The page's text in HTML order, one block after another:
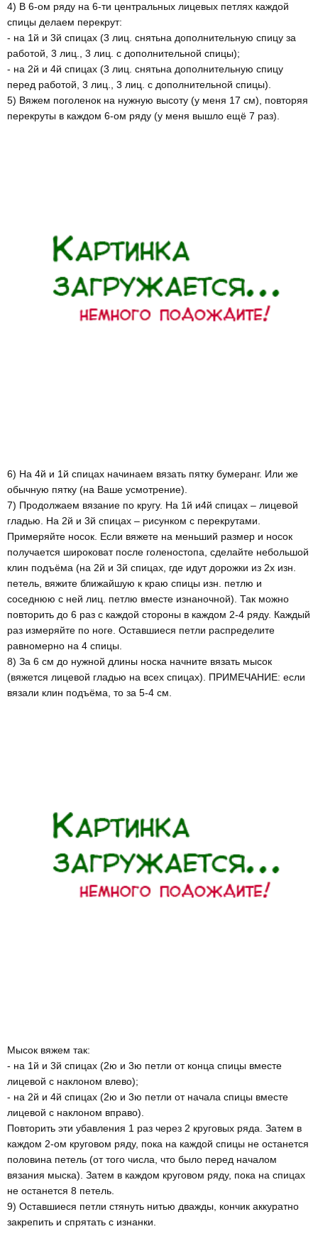
4) В 6-ом ряду на 6-ти центральных лицевых петлях каждой
спицы делаем перекрут:
- на 1й и 3й спицах (3 лиц. снятьна дополнительную спицу за
работой, 3 лиц., 3 лиц. с дополнительной спицы);
- на 2й и 4й спицах (3 лиц. снятьна дополнительную спицу
перед работой, 3 лиц., 3 лиц. с дополнительной спицы).
5) Вяжем поголенок на нужную высоту (у меня 17 см), повторяя
перекруты в каждом 6-ом ряду (у меня вышло ещё 7 раз).
6) На 4й и 1й спицах начинаем вязать пятку бумеранг. Или же
обычную пятку (на Ваше усмотрение).
7) Продолжаем вязание по кругу. На 1й и4й спицах – лицевой
гладью. На 2й и 3й спицах – рисунком с перекрутами.
Примеряйте носок. Если вяжете на меньший размер и носок
получается широковат после голеностопа, сделайте небольшой
клин подъёма (на 2й и 3й спицах, где идут дорожки из 2х изн.
петель, вяжите ближайшую к краю спицы изн. петлю и
соседнюю с ней лиц. петлю вместе изнаночной). Так можно
повторить до 6 раз с каждой стороны в каждом 2-4 ряду. Каждый
раз измеряйте по ноге. Оставшиеся петли распределите
равномерно на 4 спицы.
8) За 6 см до нужной длины носка начните вязать мысок
(вяжется лицевой гладью на всех спицах). ПРИМЕЧАНИЕ: если
вязали клин подъёма, то за 5-4 см.
Мысок вяжем так:
- на 1й и 3й спицах (2ю и 3ю петли от конца спицы вместе
лицевой с наклоном влево);
- на 2й и 4й спицах (2ю и 3ю петли от начала спицы вместе
лицевой с наклоном вправо).
Повторить эти убавления 1 раз через 2 круговых ряда. Затем в
каждом 2-ом круговом ряду, пока на каждой спицы не останется
половина петель (от того числа, что было перед началом
вязания мыска). Затем в каждом круговом ряду, пока на спицах
не останется 8 петель.
9) Оставшиеся петли стянуть нитью дважды, кончик аккуратно
закрепить и спрятать с изнанки.